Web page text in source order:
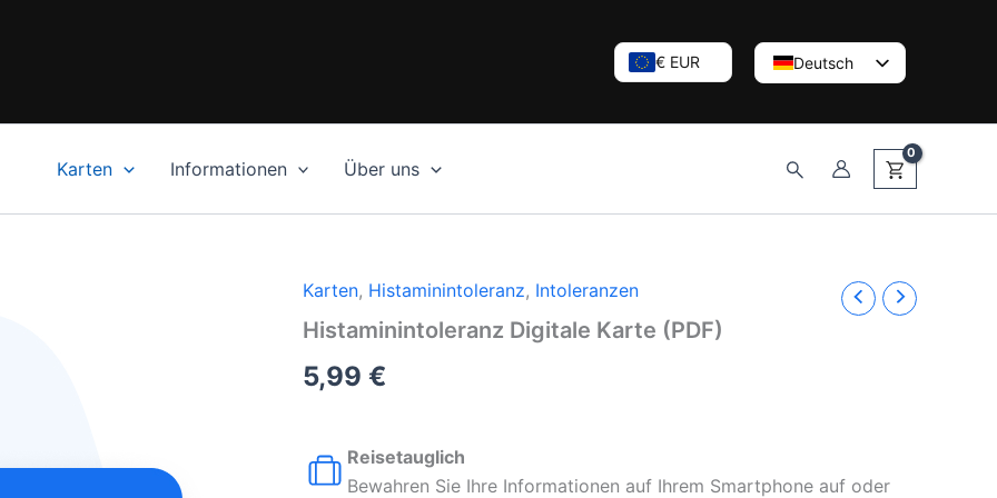
€ EUR
Deutsch
Karten Informationen Über uns Suchen
Karten, Histaminintoleranz, Intoleranzen
Histaminintoleranz Digitale Karte (PDF)
5,99 €
Reisetauglich
Bewahren Sie Ihre Informationen auf Ihrem Smartphone auf oder